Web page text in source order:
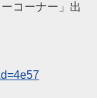
コーナー」出